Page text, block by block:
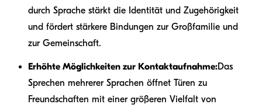
durch Sprache stärkt die Identität und Zugehörigkeit
und fördert stärkere Bindungen zur Großfamilie und
zur Gemeinschaft.
Erhöhte Möglichkeiten zur Kontaktaufnahme:Das
Sprechen mehrerer Sprachen öffnet Türen zu
Freundschaften mit einer größeren Vielfalt von